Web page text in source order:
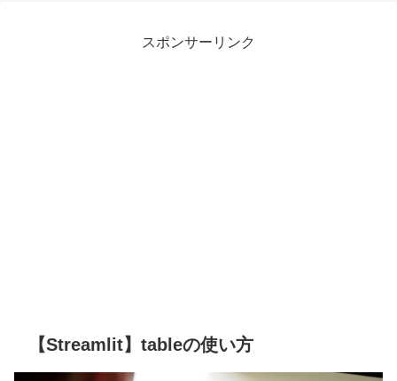
スポンサーリンク
【Streamlit】tableの使い方